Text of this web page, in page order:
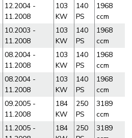
12.2004 -
11.2008
103
KW
140
PS
1968
ccm
10.2003 -
11.2008
103
KW
140
PS
1968
ccm
08.2004 -
11.2008
103
KW
140
PS
1968
ccm
08.2004 -
11.2008
103
KW
140
PS
1968
ccm
09.2005 -
11.2008
184
KW
250
PS
3189
ccm
11.2005 -
184
250
3189